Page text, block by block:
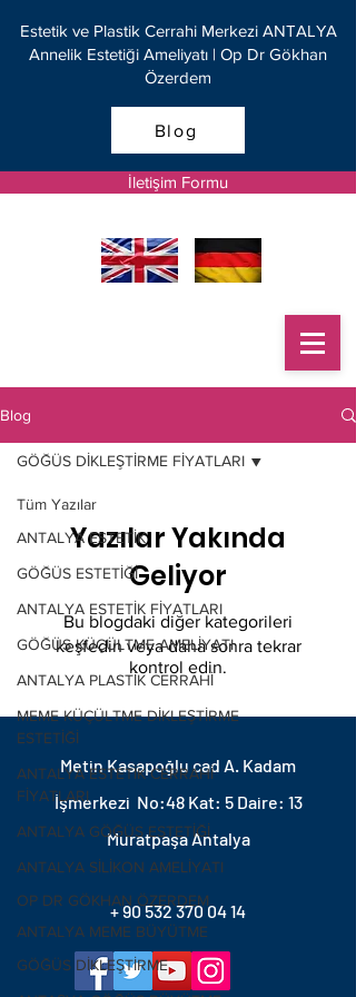
İletişim Formu
Estetik ve Plastik Cerrahi Merkezi ANTALYA
Annelik Estetiği Ameliyatı | Op Dr Gökhan
Özerdem
Blog
Blog
Tüm Yazılar
ANTALYA ESTETİK
GÖĞÜS ESTETİĞİ
ANTALYA ESTETİK FİYATLARI
GÖĞÜS KÜÇÜLTME AMELİYATI
ANTALYA PLASTİK CERRAHİ
MEME KÜÇÜLTME DİKLEŞTİRME
ESTETİĞİ
ANTALYA ESTETİK CERRAHİ
FİYATLARI
ANTALYA GÖĞÜS ESTETİĞİ
ANTALYA SİLİKON AMELİYATI
OP DR GÖKHAN ÖZERDEM
ANTALYA MEME BÜYÜTME
GÖĞÜS DİKLEŞTİRME
GÖĞÜS DİKLEŞTİRME FİYATLARI
Yazılar Yakında
Geliyor
Bu blogdaki diğer kategorileri
keşfedin veya daha sonra tekrar
kontrol edin.
Metin Kasapoğlu cad A. Kadam
İşmerkezi No:48 Kat: 5 Daire: 13
Muratpaşa Antalya
+90 532 370 04 14